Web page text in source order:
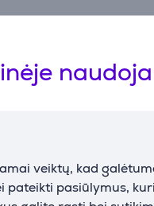
veiktų, kad
pasiūlymus,
Jis turi
komponentai
maršrutus. Šių
sistemą, kuri nuolat
valymo, užtikrinant